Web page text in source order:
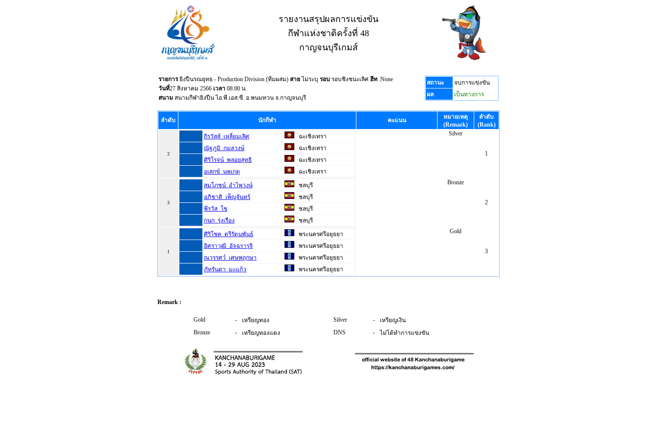
รายงานสรุปผลการแข่งขัน
กีฬาแห่งชาติครั้งที่ 48
กาญจนบุรีเกมส์
รายการยิงปืนรณยุทธ - Production Division (ทีมผสม) สาย ไม่ระบุ รอบ รอบชิงชนะเลิศ ฮีท .None
วันที่27 สิงหาคม 2566 เวลา 08:00 น.
สนาม สนามกีฬายิงปืน ไอ.พี.เอส.ซี. อ.พนมทวน จ.กาญจนบุรี
สถานะ
จบการแข่งขัน
ผล
เป็นทางการ
ลำดับ นักกีฬา คะแนน
หมายเหตุ
(Remark)
ลำดับ
(Rank)
2
ถิรวัสส์ เหลี่ยมเลิศ
ฉะเชิงเทรา
ณัฐภูมิ กมลวงษ์
ฉะเชิงเทรา
ศิริโรจน์ พลอยสุทธิ
ฉะเชิงเทรา
อเสกข์ นพเกตุ
ฉะเชิงเทรา
Silver
1
3
สมโภชน์ อำไพวงษ์
ชลบุรี
อภิชาติ เพ็ญจันทร์
ชลบุรี
พีรวัส โช
ชลบุรี
กนก รุ่งเรือง
ชลบุรี
Bronze
2
1
ศิริโชค ตรีรัตนพันธ์
พระนครศรีอยุธยา
อิศราวุฒิ อัจฉรารุจิ
พระนครศรีอยุธยา
ณวรรศว์ เศษพฤกษา
พระนครศรีอยุธยา
ภัทรันดา มะแก้ว
พระนครศรีอยุธยา
Gold
3
Remark :
Gold - เหรียญทอง Silver -
เหรียญเงิน
Bronze
- เหรียญทองแดง DNS - ไม่ได้ทำการแข่งขัน